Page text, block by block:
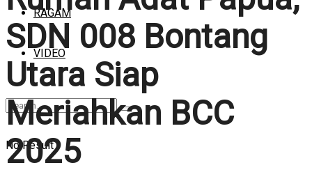
RAGAM
VIDEO
No Result
SDN 008 Bontang
Utara Siap
Meriahkan BCC
2025